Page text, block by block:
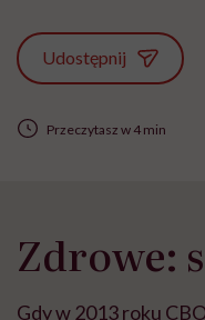
Udostępnij
Przeczytasz w 4 min
Zdrowe:
Gdy w 2013 roku